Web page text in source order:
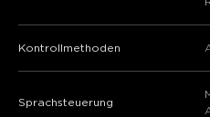
Kontrollmethoden
Sprachsteuerung